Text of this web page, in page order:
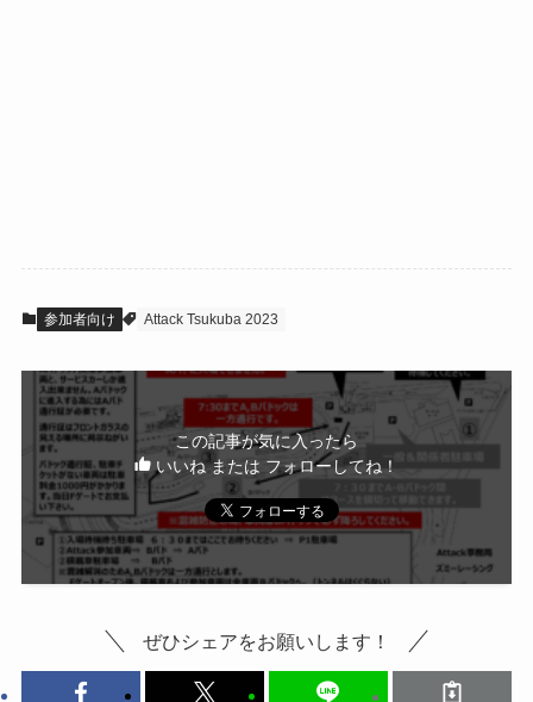
参加者向け Attack Tsukuba 2023
この記事が気に入ったら
いいね または フォローしてね！
ぜひシェアをお願いします！